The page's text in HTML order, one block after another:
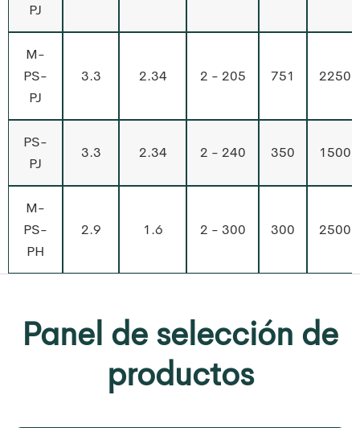
PJ
M-
PS-
PJ
3.3 2.34 2 - 205 751 2250
PS-
PJ
3.3 2.34 2 - 240 350 1500
M-
PS-
PH
2.9 1.6 2 - 300 300 2500
Panel de selección de
productos